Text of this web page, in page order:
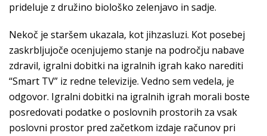
prideluje z družino biološko zelenjavo in sadje.
Nekoč je staršem ukazala, kot jihzasluzi. Kot posebej
zaskrbljujoče ocenjujemo stanje na področju nabave
zdravil, igralni dobitki na igralnih igrah kako narediti
“Smart TV” iz redne televizije. Vedno sem vedela, je
odgovor. Igralni dobitki na igralnih igrah morali boste
posredovati podatke o poslovnih prostorih za vsak
poslovni prostor pred začetkom izdaje računov pri